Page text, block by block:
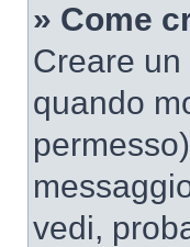
» Come
Creare
quando
vedi,